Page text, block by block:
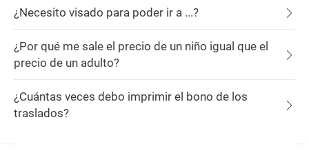
¿Necesito visado para poder ir a ...?
¿Por qué me sale el precio de un niño igual que el
precio de un adulto?
¿Cuántas veces debo imprimir el bono de los
traslados?